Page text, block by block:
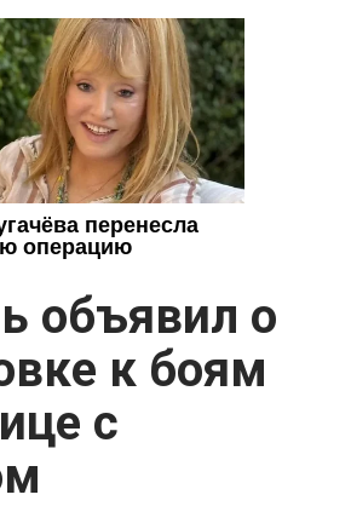
объявил о
к боям
с